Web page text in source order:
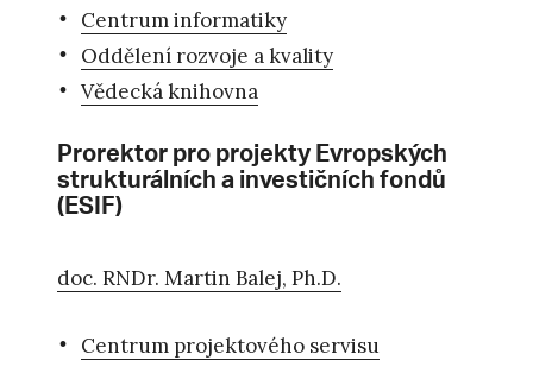
Centrum informatiky
Oddělení rozvoje a kvality
Vědecká knihovna
Prorektor pro projekty Evropských
strukturálních a investičních fondů
(ESIF)
doc. RNDr. Martin Balej, Ph.D.
Centrum projektového servisu